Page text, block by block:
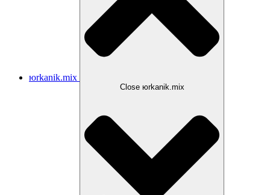
юrkanik.mix
Close юrkanik.mix